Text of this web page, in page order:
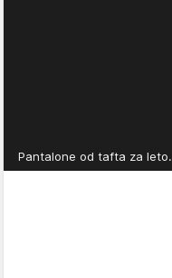
Pantalone od tafta za leto.